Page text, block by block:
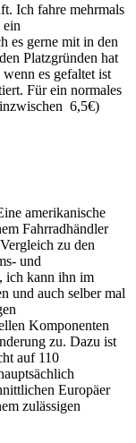
Ich fahre mehrmals
es gerne mit in den
Platzgründen hat
es gefaltet ist
Für ein normales
6,5€)
amerikanische
Fahrradhändler
zu den
und
ich kann ihn im
und auch selber mal
Komponenten
zu. Dazu ist
auf 110
Europäer
zulässigen